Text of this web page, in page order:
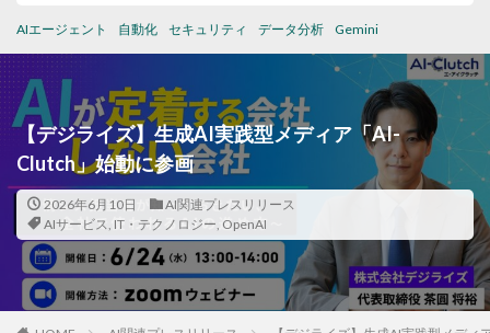
AIエージェント 自動化 セキュリティ データ分析 Gemini
【デジライズ】生成AI実践型メディア「AI-
Clutch」始動に参画
2026年6月10日
AI関連プレスリリース
AIサービス, IT・テクノロジー, OpenAI